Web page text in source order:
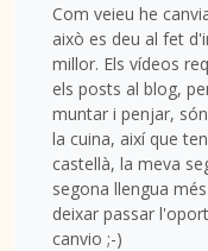
Com veieu he
això es deu al fet
millor. Els vídeos
els posts al blog,
muntar i penjar,
la cuina, així que
castellà, la meva
segona llengua
deixar passar
canvio ;-)